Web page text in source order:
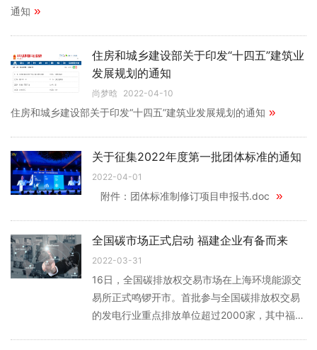
通知 »
住房和城乡建设部关于印发“十四五”建筑业
发展规划的通知
尚梦晗 2022-04-10
住房和城乡建设部关于印发“十四五”建筑业发展规划的通知 »
关于征集2022年度第一批团体标准的通知
2022-04-01
附件：团体标准制修订项目申报书.doc »
全国碳市场正式启动 福建企业有备而来
2022-03-31
16日，全国碳排放权交易市场在上海环境能源交
易所正式鸣锣开市。首批参与全国碳排放权交易
的发电行业重点排放单位超过2000家，其中福建